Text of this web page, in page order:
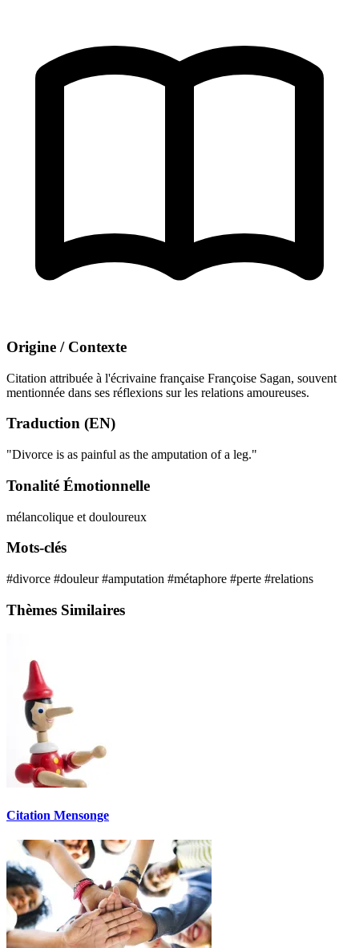
Origine / Contexte
Citation attribuée à l'écrivaine française Françoise Sagan, souvent
mentionnée dans ses réflexions sur les relations amoureuses.
Traduction (EN)
"Divorce is as painful as the amputation of a leg."
Tonalité Émotionnelle
mélancolique et douloureux
Mots-clés
#divorce #douleur#amputation #métaphore #perte #relations
Thèmes Similaires
Citation Mensonge